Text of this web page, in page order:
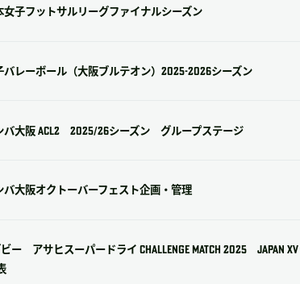
女子フットサルリーグファイナルシーズン
バレーボール（大阪ブルテオン）2025-2026シーズン
バ大阪 ACL2 2025/26シーズン グループステージ
バ大阪オクトーバーフェスト企画・管理
ー アサヒスーパードライ CHALLENGE MATCH 2025 JAPAN